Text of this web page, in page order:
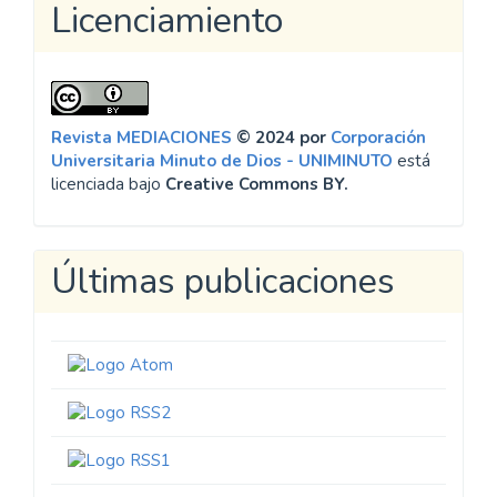
Licenciamiento
Revista MEDIACIONES © 2024 por Corporación
Universitaria Minuto de Dios - UNIMINUTO está
licenciada bajo Creative Commons BY.
Últimas publicaciones